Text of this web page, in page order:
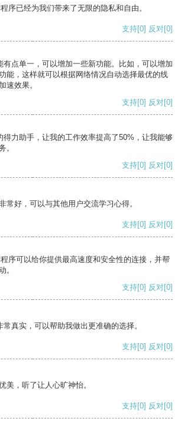
序已经为我们带来了无限的隐私和自由。
支持[0] 反对[0]
有点单一，可以增加一些新功能。比如，可以增加
能，这样就可以根据网络情况自动选择最优的线
速效果。
支持[0] 反对[0]
得力助手，让我的工作效率提高了50%，让我能够
。
支持[0] 反对[0]
常好，可以与其他用户交流学习心得。
支持[0] 反对[0]
序可以给你提供最高速度和安全性的连接，并帮
。
支持[0] 反对[0]
真实，可以帮助我做出更准确的选择。
支持[0] 反对[0]
美，听了让人心旷神怡。
支持[0] 反对[0]